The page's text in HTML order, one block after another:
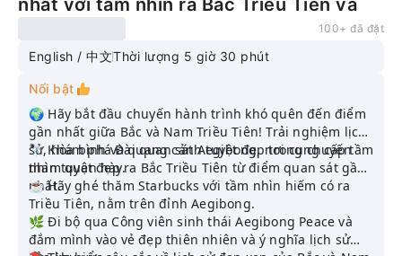
nhất với tầm nhìn ra Bắc Triều Tiên và
100+ đã đặt
English / 中文Thời lượng 5 giờ 30 phút
Nổi bật
🌍 Hãy bắt đầu chuyến hành trình khó quên đến điểm
gần nhất giữa Bắc và Nam Triều Tiên! Trải nghiệm lịch
sử, hòa bình và quang cảnh tuyệt đẹp trong chuyến
tham quan này.
🔭 Khám phá Đài quan sát Aegibong, nơi cung cấp tầm
nhìn tuyệt đẹp ra Bắc Triều Tiên từ điểm quan sát gần
nhất.
☕️ Hãy ghé thăm Starbucks với tầm nhìn hiếm có ra
Triều Tiên, nằm trên đỉnh Aegibong.
🌿 Đi bộ qua Công viên sinh thái Aegibong Peace và
đắm mình vào vẻ đẹp thiên nhiên và ý nghĩa lịch sử